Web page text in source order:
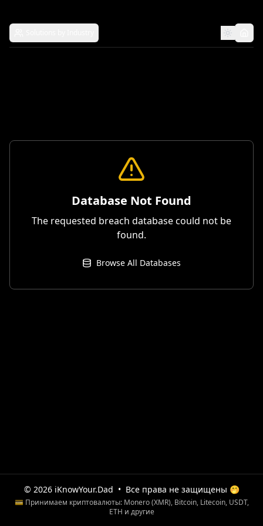
Database Not Found
The requested breach database could not be
found.
Browse All Databases
© 2026 iKnowYour.Dad • Все права не защищены 🤭
💳 Принимаем криптовалюты: Monero (XMR), Bitcoin, Litecoin, USDT,
ETH и другие